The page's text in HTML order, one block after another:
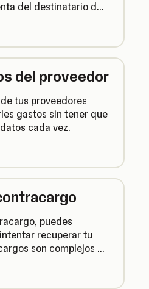
del destinatario de
correcto. Esto es lo
al respecto.
del proveedor
tus proveedores
gastos sin tener que
cada vez.
puedes
recuperar tu
son complejos y
saber.